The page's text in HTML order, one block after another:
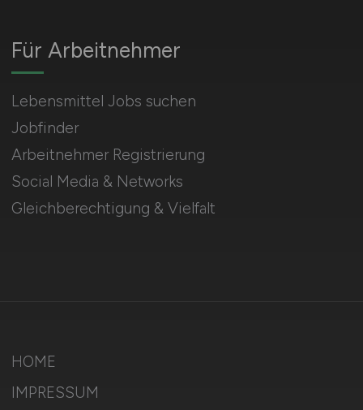
Für Arbeitnehmer
Lebensmittel Jobs suchen
Jobfinder
Arbeitnehmer Registrierung
Social Media & Networks
Gleichberechtigung & Vielfalt
HOME
IMPRESSUM